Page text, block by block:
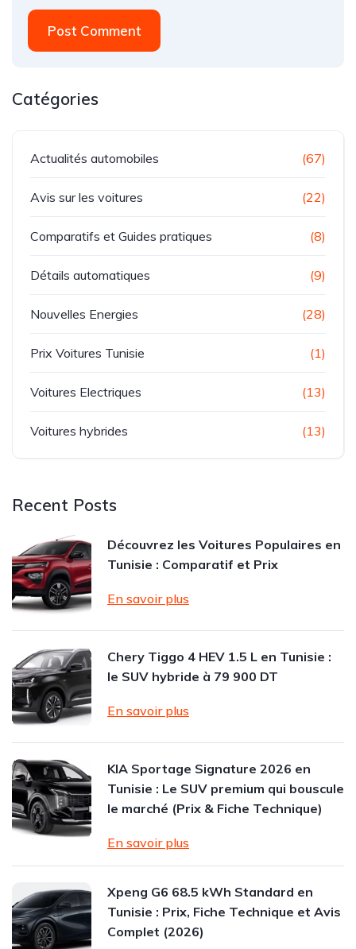
Post Comment
Catégories
Actualités automobiles (67)
Avis sur les voitures (22)
Comparatifs et Guides pratiques (8)
Détails automatiques (9)
Nouvelles Energies (28)
Prix Voitures Tunisie (1)
Voitures Electriques (13)
Voitures hybrides (13)
Recent Posts
Découvrez les Voitures Populaires en
Tunisie : Comparatif et Prix
En savoir plus
Chery Tiggo 4 HEV 1.5 L en Tunisie :
le SUV hybride à 79 900 DT
En savoir plus
KIA Sportage Signature 2026 en
Tunisie : Le SUV premium qui bouscule
le marché (Prix & Fiche Technique)
En savoir plus
Xpeng G6 68.5 kWh Standard en
Tunisie : Prix, Fiche Technique et Avis
Complet (2026)